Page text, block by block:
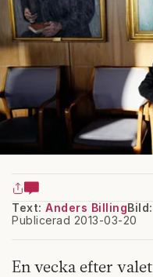
Text: Anders Billing
Publicerad 2013-03-20
En vecka efter